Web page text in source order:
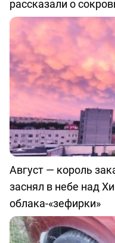
рассказали о
Август — король
заснял в небе над
облака-«зефирки»